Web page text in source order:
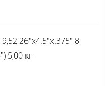
26"x4.5"x.375" 8
5,00 кг